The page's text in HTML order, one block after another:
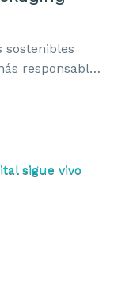
sostenibles
responsable,